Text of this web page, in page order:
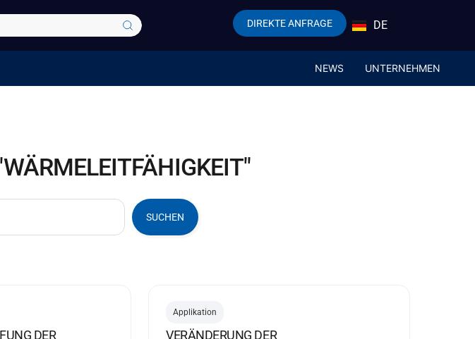
DIREKTE ANFRAGE DE
EN
NEWS UNTERNEHMEN
SUCHEN
DER
Applikation
VERÄNDERUNG DER